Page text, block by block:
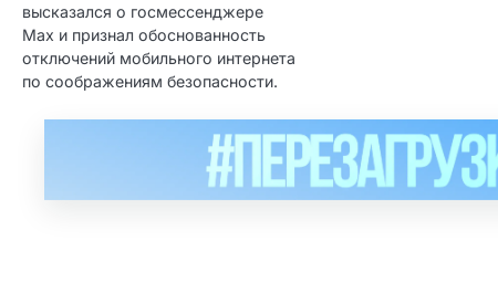
высказался о госмессенджере
Max и признал обоснованность
отключений мобильного интернета
по соображениям безопасности.